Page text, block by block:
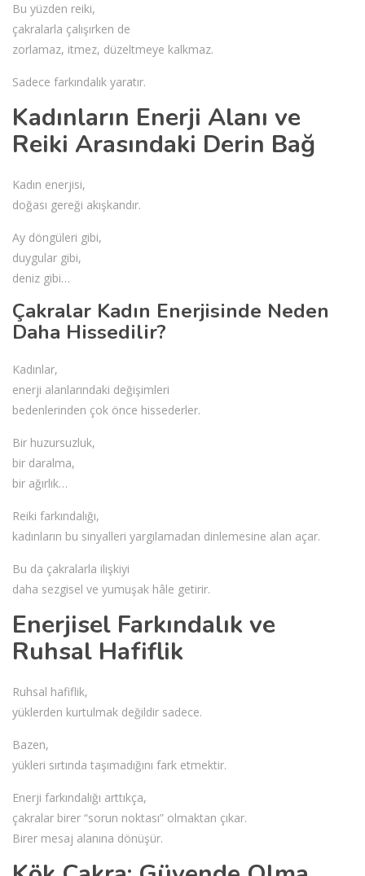
Bu yüzden reiki,
çakralarla çalışırken de
zorlamaz, itmez, düzeltmeye kalkmaz.
Sadece farkındalık yaratır.
Kadınların Enerji Alanı ve
Reiki Arasındaki Derin Bağ
Kadın enerjisi,
doğası gereği akışkandır.
Ay döngüleri gibi,
duygular gibi,
deniz gibi…
Çakralar Kadın Enerjisinde Neden
Daha Hissedilir?
Kadınlar,
enerji alanlarındaki değişimleri
bedenlerinden çok önce hissederler.
Bir huzursuzluk,
bir daralma,
bir ağırlık…
Reiki farkındalığı,
kadınların bu sinyalleri yargılamadan dinlemesine alan açar.
Bu da çakralarla ilişkiyi
daha sezgisel ve yumuşak hâle getirir.
Enerjisel Farkındalık ve
Ruhsal Hafiflik
Ruhsal hafiflik,
yüklerden kurtulmak değildir sadece.
Bazen,
yükleri sırtında taşımadığını fark etmektir.
Enerji farkındalığı arttıkça,
çakralar birer “sorun noktası” olmaktan çıkar.
Birer mesaj alanına dönüşür.